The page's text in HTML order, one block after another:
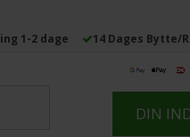
1-2 dage 14 Dages Bytte/
DIN